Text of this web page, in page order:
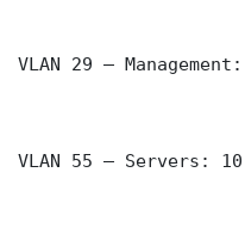
VLAN 29 —
VLAN 55 — Servers: